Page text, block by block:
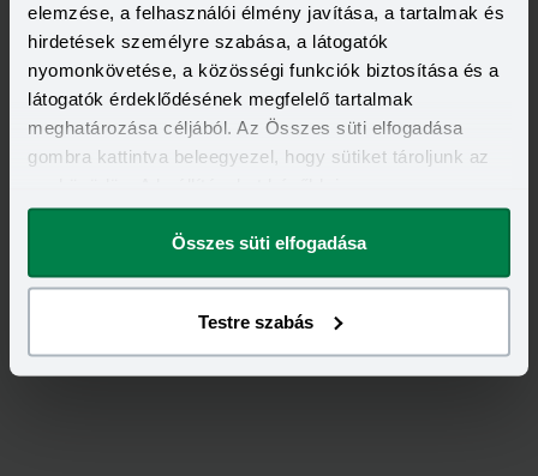
elemzése, a felhasználói élmény javítása, a tartalmak és
hirdetések személyre szabása, a látogatók
nyomonkövetése, a közösségi funkciók biztosítása és a
látogatók érdeklődésének megfelelő tartalmak
meghatározása céljából. Az Összes süti elfogadása
gombra kattintva beleegyezel, hogy sütiket tároljunk az
megváltoztathatod.
Összes süti elfogadása
Testre szabás
Kapcsolódó címkék